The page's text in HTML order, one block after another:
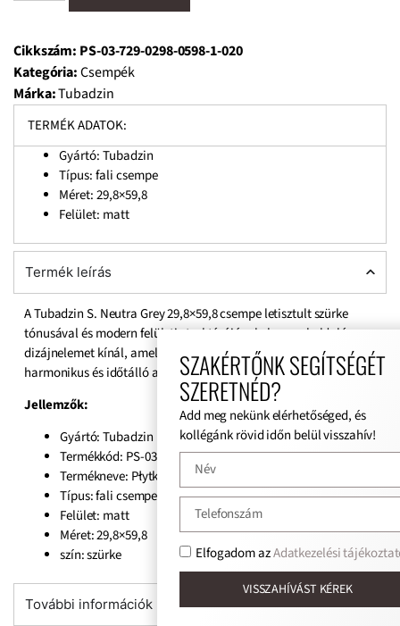
Cikkszám: PS-03-729-0298-0598-1-020
Kategória:Csempék
Márka:Tubadzin
TERMÉK ADATOK:
Gyártó: Tubadzin
Típus: fali csempe
Méret: 29,8×59,8
Felület: matt
Termék leírás
A Tubadzin S. Neutra Grey 29,8×59,8 csempe letisztult szürke
tónusával és modern felületi struktúrájával olyan sokoldalú
dizájnelemet kínál, amely bármely térben képes elegáns,
harmonikus és időtálló atmoszférát teremteni.
Jellemzők:
Gyártó: Tubadzin
Termékkód: PS-03-729-0298-0598-1-020
Termékneve: Płytka ścienna Neutral Grey
Típus: fali csempe
Felület: matt
Méret: 29,8×59,8
szín: szürke
További információk
SZAKÉRTŐNK SEGÍTSÉGÉT
SZERETNÉD?
Add meg nekünk elérhetőséged, és
kollégánk rövid időn belül visszahív!
Elfogadom azAdatkezelési
VISSZAHÍVÁST KÉREK